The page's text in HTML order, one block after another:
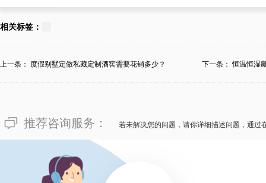
相关标签：
上一条： 度假别墅定做私藏定制酒窖需要花销多少？ 下一条：恒温恒湿
推荐咨询服务： 若未解决您的问题，请你详细描述问题，通过